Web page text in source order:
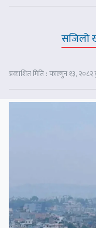
सजिलो
प्रकाशित मिति : फाल्गुन १३, २०८२